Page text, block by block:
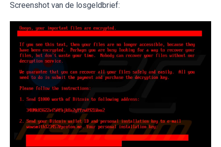
Screenshot van de losgeldbrief: